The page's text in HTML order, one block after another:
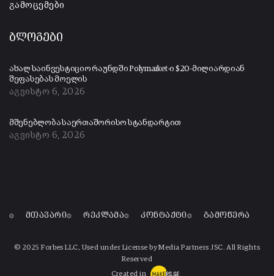
გამოცემები
ბლოგები
ახალ საინვესტიციო რაუნდში Polymarket-ი $20-მილიარდიან
შეფასებას მოელის
აგვისტო 6, 2026
მშენებლობა საერთაშორისო სტანდარტით
აგვისტო 6, 2026
მთავარი რეკლამა კონტაქტი გამოწერა
© 2025 Forbes LLC, Used under License by Media Partners JSC. All Rights
Reserved
Created in